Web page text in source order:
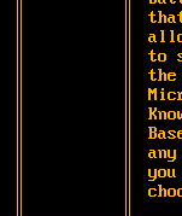
to
the
you